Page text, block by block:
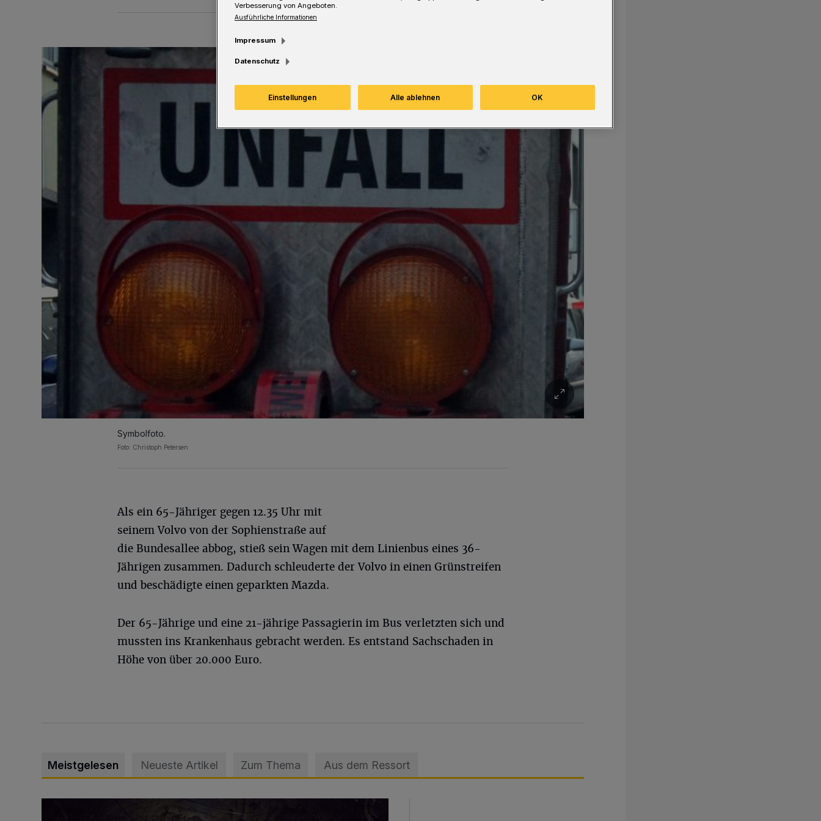
Symbolfoto.
Foto: Christoph Petersen
Als ein 65-Jähriger gegen 12.35 Uhr mit
seinem Volvo von der Sophienstraße auf
die Bundesallee abbog, stieß sein Wagen mit dem Linienbus eines 36-
Jährigen zusammen. Dadurch schleuderte der Volvo in einen Grünstreifen
und beschädigte einen geparkten Mazda.
Der 65-Jährige und eine 21-jährige Passagierin im Bus verletzten sich und
mussten ins Krankenhaus gebracht werden. Es entstand Sachschaden in
Höhe von über 20.000 Euro.
Meistgelesen Neueste Artikel Zum Thema Aus dem Ressort
Verbesserung von Angeboten.
Ausführliche Informationen
Impressum
Datenschutz
Einstellungen Alle ablehnen OK